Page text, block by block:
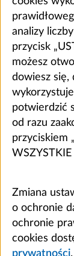
analizy
przycisk
możesz
dowiesz się,
potwierdzić
od razu
przyciskiem
WSZYSTKIE
Zmiana
o ochronie
ochronie
cookies
prywatności.